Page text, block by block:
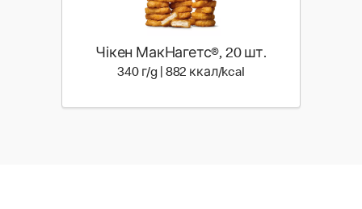
Чікен МакНагетс®, 20 шт.
340 г/g | 882 ккал/kcal